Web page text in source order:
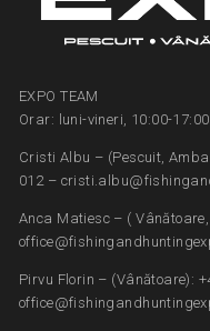
EXPO TEAM
Orar: luni-vineri, 10:00-17:00
Cristi Albu – (Pescuit,
012 –
Anca Matiesc – (
Pirvu Florin – (Vânătoare):